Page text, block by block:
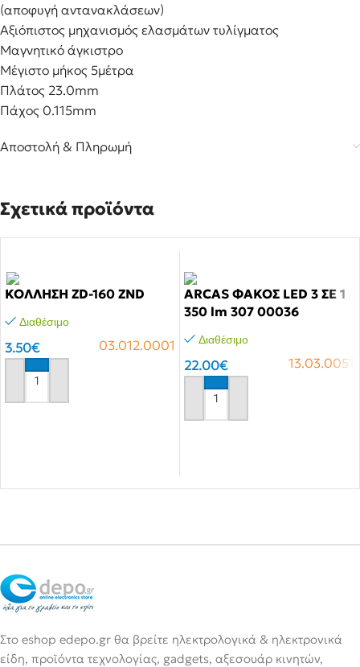
(αποφυγή αντανακλάσεων)
Αξιόπιστος μηχανισμός ελασμάτων τυλίγματος
Μαγνητικό άγκιστρο
Μέγιστο μήκος 5μέτρα
Πλάτος 23.0mm
Πάχος 0.115mm
Αποστολή & Πληρωμή
Σχετικά προϊόντα
ΚΟΛΛΗΣΗ ZD-160 ZND
Διαθέσιμο
3.50€ 03.012.0001
Αγόρασε το
ARCAS ΦΑΚΟΣ LED 3 ΣΕ 1
350 lm 307 00036
Διαθέσιμο
22.00€ 13.03.0051
Αγόρασε το
Στο eshop edepo.gr θα βρείτε ηλεκτρολογικά & ηλεκτρονικά
είδη, προϊόντα τεχνολογίας, gadgets, αξεσουάρ κινητών,